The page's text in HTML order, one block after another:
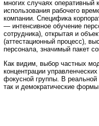
многих случаях оперативный
использования рабочего
компании. Специфика
— интенсивное обучение
сотрудника), открытая и
(аттестационный процесс),
персонала, значимый пакет
Как видим, выбор частных
концентрации
фокусной группы. В реальной
так и демократические